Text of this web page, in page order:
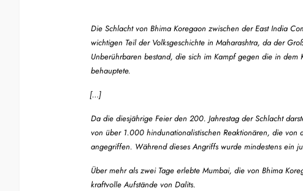
Die Schlacht von Bhima Koregaon zwischen der East India
wichtigen Teil der Volksgeschichte in Maharashtra, da der
Unberührbaren bestand, die sich im Kampf gegen die in dem
behauptete.
[…]
Da die diesjährige Feier den 200. Jahrestag der Schlacht
von über 1.000 hindunationalistischen Reaktionären, die von
angegriffen. Während dieses Angriffs wurde mindestens ein
Über mehr als zwei Tage erlebte Mumbai, die von Bhima
kraftvolle Aufstände von Dalits.